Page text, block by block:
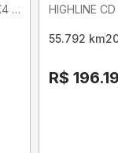
EXTREME CD 3.0 V6 TDI TURBO DIE 4X4 AUTOMATICO
55.792 km
R$